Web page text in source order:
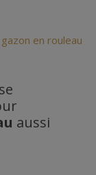
aussi